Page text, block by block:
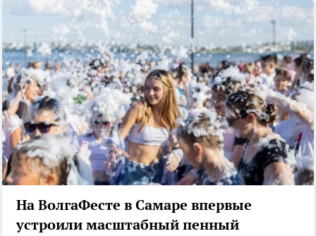
На ВолгаФесте в Самаре впервые
устроили масштабный пенный